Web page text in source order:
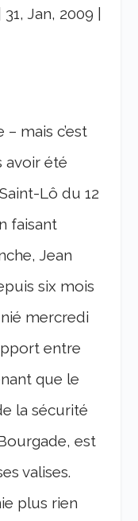
31, Jan, 2009
mais c’est
avoir été
Lô du 12
faisant
Jean
six mois
nié mercredi
entre
que le
la sécurité
est
valises.
plus rien